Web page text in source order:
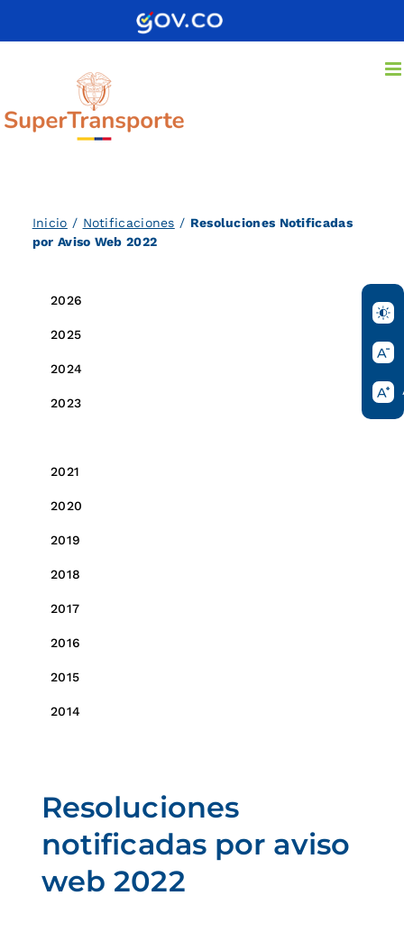
Inicio / Notificaciones / Resoluciones Notificadas
por Aviso Web 2022
2026
2025
2024
2023
2021
2020
2019
2018
2017
2016
2015
2014
Resoluciones
notificadas por aviso
web 2022